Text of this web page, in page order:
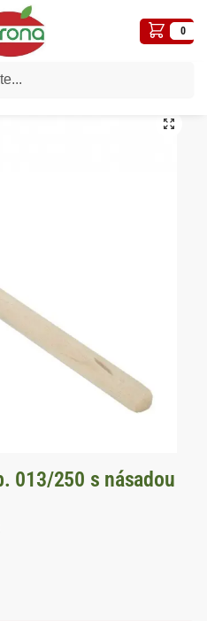
0
/drápka/ 5-zub. 013/250 s násadou
013/250 s násadou